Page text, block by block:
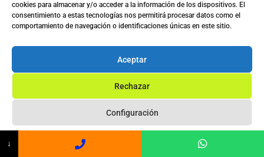
cookies para almacenar y/o acceder a la información de los dispositivos. El
consentimiento a estas tecnologías nos permitirá procesar datos como el
comportamiento de navegación o identificaciones únicas en este sitio.
Aceptar
Rechazar
Configuración
↓